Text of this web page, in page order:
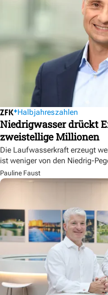
Halbjahreszahlen
Niedrigwasser drückt
zweistellige Millionen
Die Laufwasserkraft erzeugt
ist weniger von den Niedrig-
Pauline Faust